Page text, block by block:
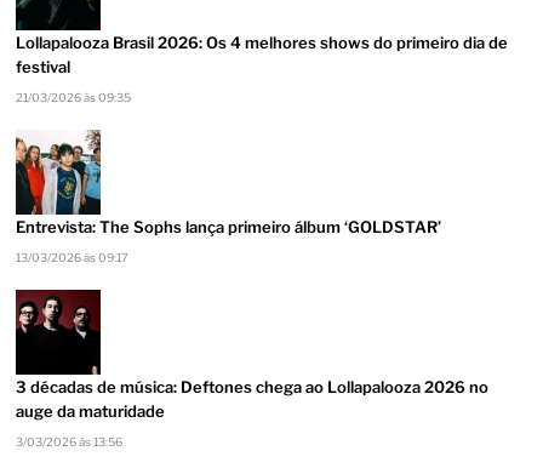
Lollapalooza Brasil 2026: Os 4 melhores shows do primeiro dia de
festival
21/03/2026 às 09:35
Entrevista: The Sophs lança primeiro álbum ‘GOLDSTAR’
13/03/2026 às 09:17
3 décadas de música: Deftones chega ao Lollapalooza 2026 no
auge da maturidade
3/03/2026 às 13:56